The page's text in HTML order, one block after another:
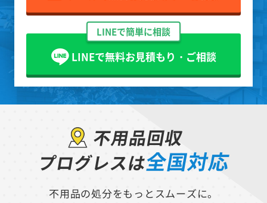
LINEで簡単に相談
LINEで無料お見積もり・ご相談
不用品回収
プログレスは全国対応
不用品の処分をもっとスムーズに。